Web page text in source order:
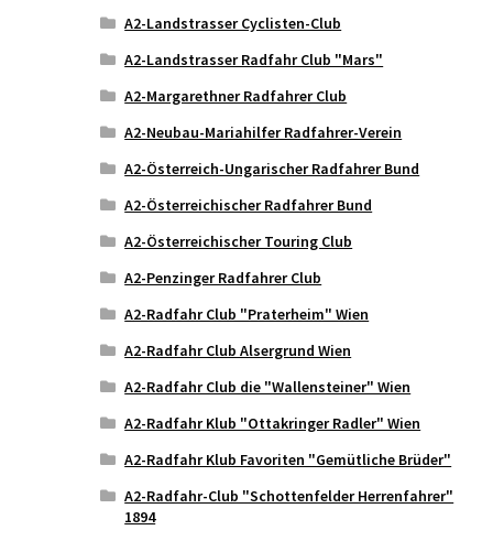
A2-Landstrasser Cyclisten-Club
A2-Landstrasser Radfahr Club "Mars"
A2-Margarethner Radfahrer Club
A2-Neubau-Mariahilfer Radfahrer-Verein
A2-Österreich-Ungarischer Radfahrer Bund
A2-Österreichischer Radfahrer Bund
A2-Österreichischer Touring Club
A2-Penzinger Radfahrer Club
A2-Radfahr Club "Praterheim" Wien
A2-Radfahr Club Alsergrund Wien
A2-Radfahr Club die "Wallensteiner" Wien
A2-Radfahr Klub "Ottakringer Radler" Wien
A2-Radfahr Klub Favoriten "Gemütliche Brüder"
A2-Radfahr-Club "Schottenfelder Herrenfahrer"
1894